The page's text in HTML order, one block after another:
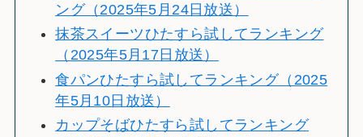
ング（2025年5月24日放送）
抹茶スイーツひたすら試してランキング
（2025年5月17日放送）
食パンひたすら試してランキング（2025
年5月10日放送）
カップそばひたすら試してランキング